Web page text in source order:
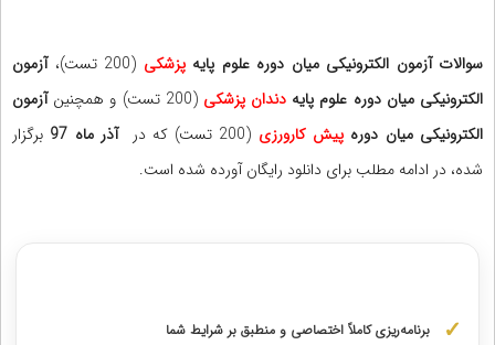
سوالات آزمون الکترونیکی میان دوره علوم پایهپزشکی (200 تست)،
آزمون
الکترونیکی میان دوره علوم پایه دندان پزشکی (200 تست) و همچنین
آزمون
الکترونیکی میان دوره پیش کارورزی (200 تست) که در آذر ماه 97
برگزار
شده، در ادامه مطلب برای دانلود رایگان آورده شده است.
برنامه‌ریزی کاملاً اختصاصی و منطبق بر شرایط شما